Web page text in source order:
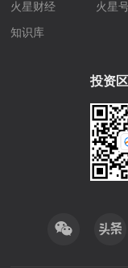
火星财经 火星
知识库
投资